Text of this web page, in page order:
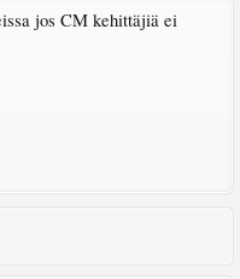
jos CM kehittäjiä ei